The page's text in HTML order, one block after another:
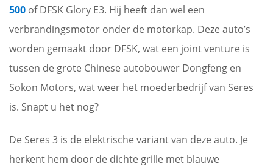
500 of DFSK Glory E3. Hij heeft dan wel een
verbrandingsmotor onder de motorkap. Deze auto’s
worden gemaakt door DFSK, wat een joint venture is
tussen de grote Chinese autobouwer Dongfeng en
Sokon Motors, wat weer het moederbedrijf van Seres
is. Snapt u het nog?
De Seres 3 is de elektrische variant van deze auto. Je
herkent hem door de dichte grille met blauwe